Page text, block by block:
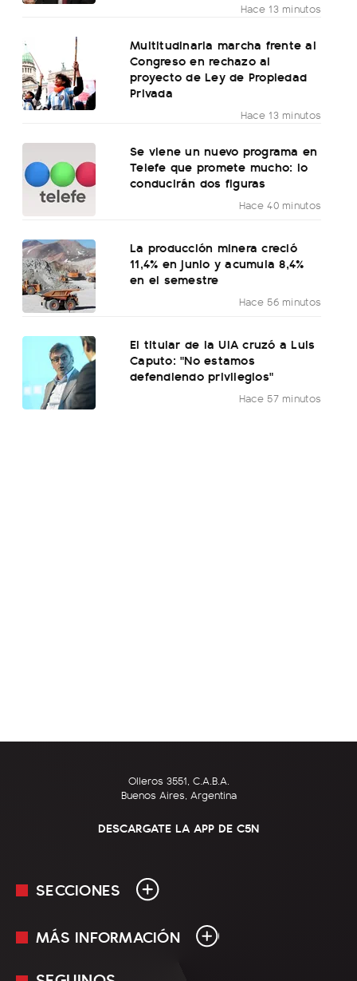
Hace 13 minutos
Multitudinaria marcha frente al
Congreso en rechazo al
proyecto de Ley de Propiedad
Privada
Hace 13 minutos
Se viene un nuevo programa en
Telefe que promete mucho: lo
conducirán dos figuras
Hace 40 minutos
La producción minera creció
11,4% en junio y acumula 8,4%
en el semestre
Hace 56 minutos
El titular de la UIA cruzó a Luis
Caputo: "No estamos
defendiendo privilegios"
Hace 57 minutos
Olleros 3551, C.A.B.A.
Buenos Aires, Argentina
DESCARGATE LA APP DE C5N
SECCIONES
En Vivo
MÁS INFORMACIÓN